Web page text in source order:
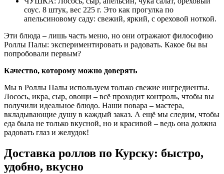
соус. 8 штук, вес 225 г. Это как прогулка по
апельсиновому саду: свежий, яркий, с ореховой ноткой.
Эти блюда – лишь часть меню, но они отражают философию
Роллы Палы: экспериментировать и радовать. Какое бы вы
попробовали первым?
Качество, которому можно доверять
Мы в Роллы Палы используем только свежие ингредиенты.
Лосось, икра, сыр, овощи – всё проходит контроль, чтобы вы
получили идеальное блюдо. Наши повара – мастера,
вкладывающие душу в каждый заказ. А ещё мы следим, чтобы
еда была не только вкусной, но и красивой – ведь она должна
радовать глаз и желудок!
Доставка роллов по Курску: быстро,
удобно, вкусно